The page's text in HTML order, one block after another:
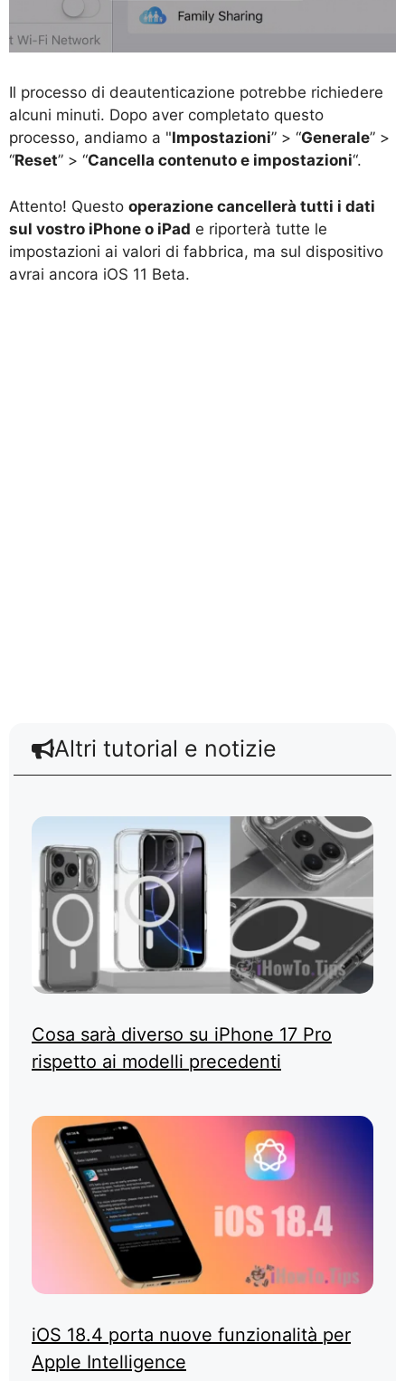
Il processo di deautenticazione potrebbe richiedere
alcuni minuti. Dopo aver completato questo
processo, andiamo a "Impostazioni” > “Generale” >
“Reset” > “Cancella contenuto e impostazioni“.
Attento! Questo operazione cancellerà tutti i dati
sul vostro iPhone o iPad e riporterà tutte le
impostazioni ai valori di fabbrica, ma sul dispositivo
avrai ancora iOS 11 Beta.
Altri tutorial e notizie
Cosa sarà diverso su iPhone 17 Pro
rispetto ai modelli precedenti
iOS 18.4 porta nuove funzionalità per
Apple Intelligence